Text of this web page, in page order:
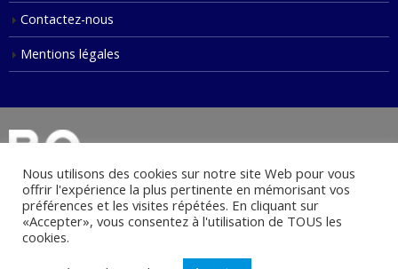
Contactez-nous
Mentions légales
© Copyright 2021. Tous droits réservés.
Nous utilisons des cookies sur notre site Web pour vous
offrir l'expérience la plus pertinente en mémorisant vos
préférences et les visites répétées. En cliquant sur
«Accepter», vous consentez à l'utilisation de TOUS les
cookies.